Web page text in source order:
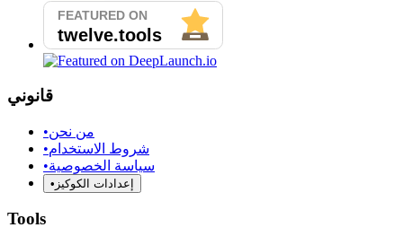
قانوني
•من نحن
•شروط الاستخدام
•سياسة الخصوصية
• إعدادات الكوكيز
Tools